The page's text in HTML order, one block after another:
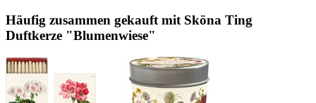
Häufig zusammen gekauft mit Sköna Ting
Duftkerze "Blumenwiese"